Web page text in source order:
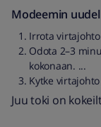
Modeemin
Irrota
Odota 2–3
kokonaan. ...
Kytke
Juu toki on